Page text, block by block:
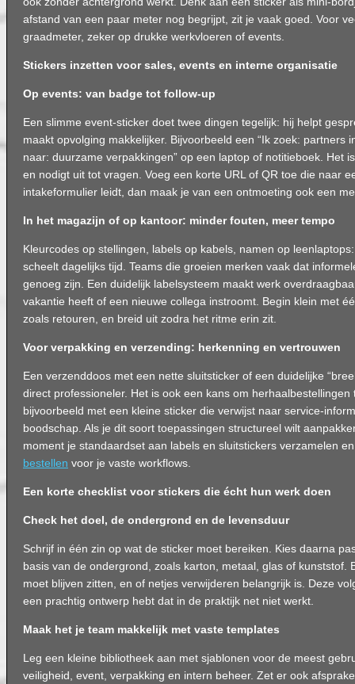
afstand van een paar meter nog begrijpt, zit je vaak goed. Voor
graadmeter, zeker op drukke werkvloeren of events.
Stickers inzetten voor sales, events en interne organisatie
Op events: van badge tot follow-up
Een slimme event-sticker doet twee dingen tegelijk: hij helpt
maakt opvolging makkelijker. Bijvoorbeeld een “Ik zoek: partners
naar: duurzame verpakkingen” op een laptop of notitieboek. Het
en nodigt uit tot vragen. Voeg een korte URL of QR toe die naar
intakeformulier leidt, dan maak je van een ontmoeting ook een
In het magazijn of op kantoor: minder fouten, meer tempo
Kleurcodes op stellingen, labels op kabels, namen op
scheelt dagelijks tijd. Teams die groeien merken vaak dat
genoeg zijn. Een duidelijk labelsysteem maakt werk
vakantie heeft of een nieuwe collega instroomt. Begin klein met
zoals retouren, en breid uit zodra het ritme erin zit.
Voor verpakking en verzending: herkenning en vertrouwen
Een verzenddoos met een nette sluitsticker of een duidelijke
direct professioneler. Het is ook een kans om herhaalbestellingen
bijvoorbeeld met een kleine sticker die verwijst naar service-
boodschap. Als je dit soort toepassingen structureel wilt
moment je standaardset aan labels en sluitstickers verzamelen
bestellen voor je vaste workflows.
Een korte checklist voor stickers die écht hun werk doen
Check het doel, de ondergrond en de levensduur
Schrijf in één zin op wat de sticker moet bereiken. Kies daarna
basis van de ondergrond, zoals karton, metaal, glas of kunststof.
moet blijven zitten, en of netjes verwijderen belangrijk is. Deze
een prachtig ontwerp hebt dat in de praktijk net niet werkt.
Maak het je team makkelijk met vaste templates
Leg een kleine bibliotheek aan met sjablonen voor de meest
veiligheid, event, verpakking en intern beheer. Zet er ook